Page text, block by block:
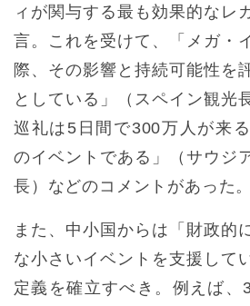
ィが関与する最も効果的なレ
言。これを受けて、「メガ・
際、その影響と持続可能性を
としている」（スペイン観光
巡礼は5日間で300万人が来
のイベントである」（サウジ
長）などのコメントがあった。
また、中小国からは「財政的
な小さいイベントを支援して
定義を確立すべき。例えば、